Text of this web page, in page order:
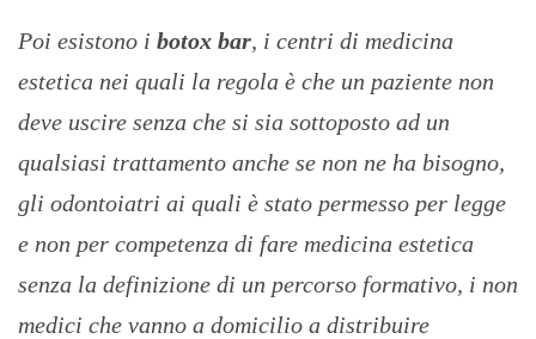
Poi esistono i botox bar, i centri di medicina
estetica nei quali la regola è che un paziente non
deve uscire senza che si sia sottoposto ad un
qualsiasi trattamento anche se non ne ha bisogno,
gli odontoiatri ai quali è stato permesso per legge
e non per competenza di fare medicina estetica
senza la definizione di un percorso formativo, i non
medici che vanno a domicilio a distribuire